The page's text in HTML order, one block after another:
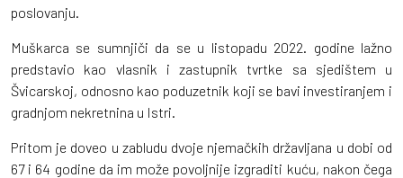
poslovanju.
Muškarca se sumnjiči da se u listopadu 2022. godine lažno
predstavio kao vlasnik i zastupnik tvrtke sa sjedištem u
Švicarskoj, odnosno kao poduzetnik koji se bavi investiranjem i
gradnjom nekretnina u Istri.
Pritom je doveo u zabludu dvoje njemačkih državljana u dobi od
67 i 64 godine da im može povoljnije izgraditi kuću, nakon čega